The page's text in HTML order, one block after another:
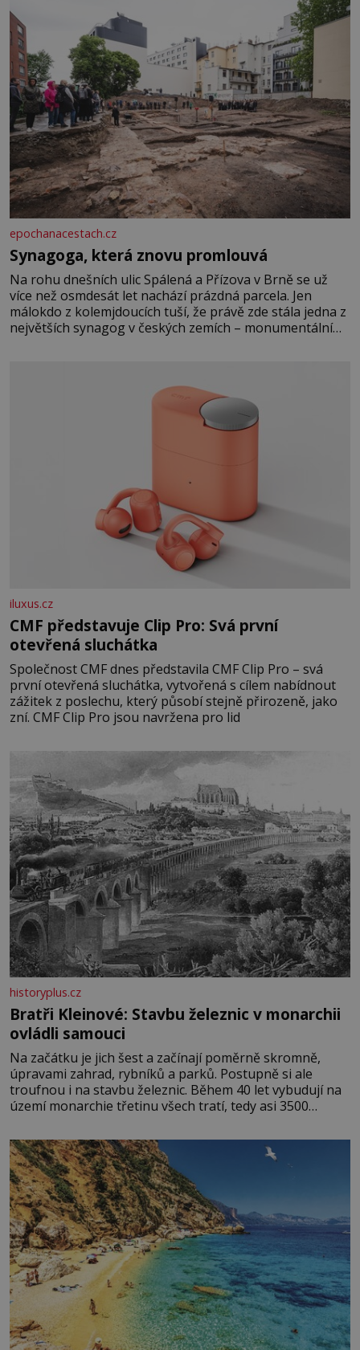
epochanacestach.cz
Synagoga, která znovu promlouvá
Na rohu dnešních ulic Spálená a Přízova v Brně se už
více než osmdesát let nachází prázdná parcela. Jen
málokdo z kolemjdoucích tuší, že právě zde stála jedna z
největších synagog v českých zemích – monumentální
iluxus.cz
CMF představuje Clip Pro: Svá první
otevřená sluchátka
Společnost CMF dnes představila CMF Clip Pro – svá
první otevřená sluchátka, vytvořená s cílem nabídnout
zážitek z poslechu, který působí stejně přirozeně, jako
zní. CMF Clip Pro jsou navržena pro lid
historyplus.cz
Bratři Kleinové: Stavbu železnic v monarchii
ovládli samouci
Na začátku je jich šest a začínají poměrně skromně,
úpravami zahrad, rybníků a parků. Postupně si ale
troufnou i na stavbu železnic. Během 40 let vybudují na
území monarchie třetinu všech tratí, tedy asi 3500
ducha zdědí bratři Kleinové po otci Johannovi (1756–
1835), který má malý statek na Jesenicku